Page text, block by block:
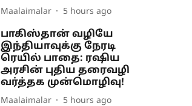
Maalaimalar 5 hours ago
பாகிஸ்தான் வழியே
இந்தியாவுக்கு நேரடி
ரெயில் பாதை: ரஷிய
அரசின் புதிய தரைவழி
வர்த்தக முன்மொழிவு!
Maalaimalar 5 hours ago